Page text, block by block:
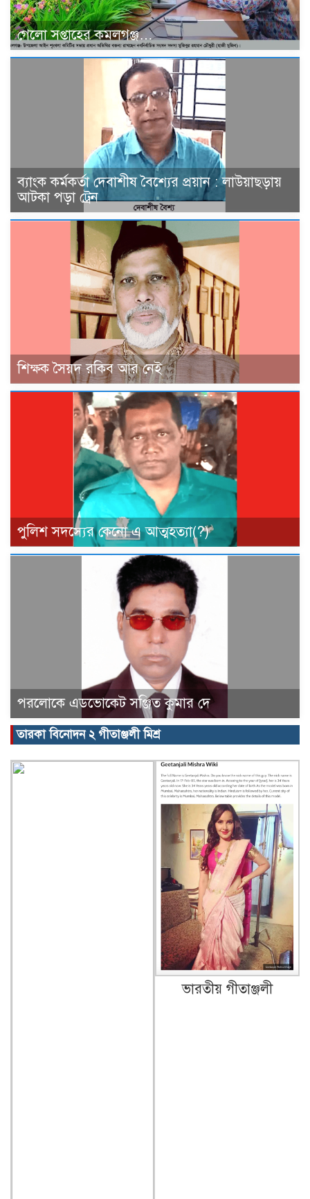
গেলো সপ্তাহের কমলগঞ্জ…
ব্যাংক কর্মকর্তা দেবাশীষ বৈশ্যের প্রয়ান : লাউয়াছড়ায়
আটকা পড়া ট্রেন
শিক্ষক সৈয়দ রকিব আর নেই
পুলিশ সদস্যের কেনো এ আত্মহত্যা(?)
পরলোকে এডভোকেট সঞ্জিত কুমার দে
তারকা বিনোদন ২ গীতাঞ্জলী মিশ্র
ভারতীয় গীতাঞ্জলী